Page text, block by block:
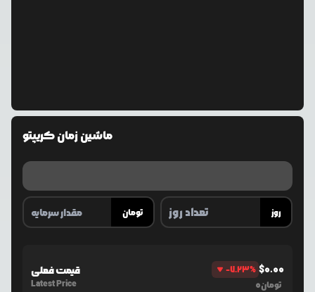
ماشین زمان کریپتو
تومان روز
قیمت فعلی
Latest Price
-7.23% $0.00
0تومان